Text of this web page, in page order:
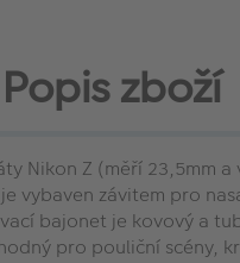
Popis zboží
Z (měří 23,5mm
závitem pro
bajonet je kovový a
pro pouliční scény,